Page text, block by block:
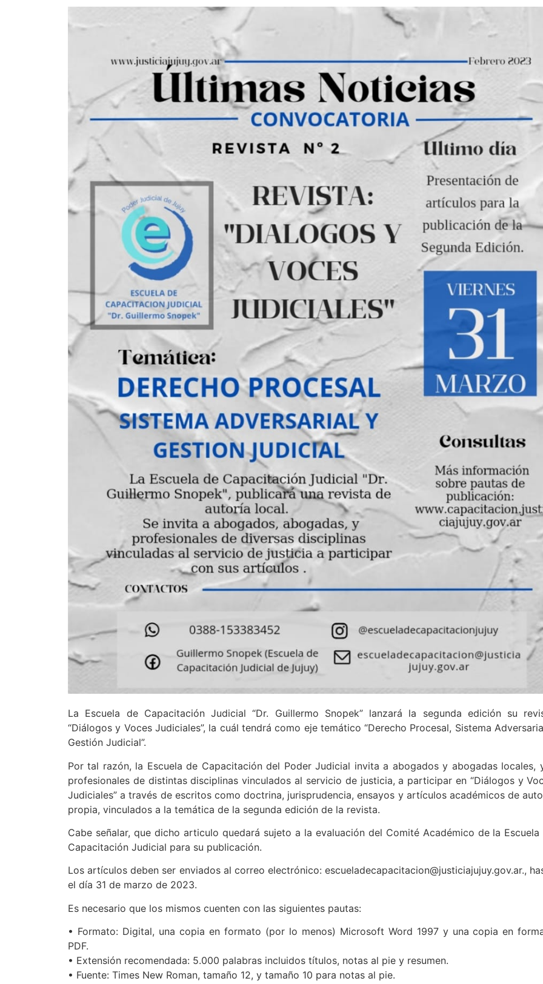
La Escuela de Capacitación Judicial “Dr. Guillermo Snopek” lanzará la segunda edición su
“Diálogos y Voces Judiciales”, la cuál tendrá como eje temático “Derecho Procesal, Sistema
Gestión Judicial”.
Por tal razón, la Escuela de Capacitación del Poder Judicial invita a abogados y abogadas locales,
profesionales de distintas disciplinas vinculados al servicio de justicia, a participar en “Diálogos y
Judiciales” a través de escritos como doctrina, jurisprudencia, ensayos y artículos académicos de
propia, vinculados a la temática de la segunda edición de la revista.
Cabe señalar, que dicho articulo quedará sujeto a la evaluación del Comité Académico de la Escuela
Capacitación Judicial para su publicación.
Los artículos deben ser enviados al correo electrónico: escueladecapacitacion@justiciajujuy.gov.ar.,
el día 31 de marzo de 2023.
Es necesario que los mismos cuenten con las siguientes pautas:
• Formato: Digital, una copia en formato (por lo menos) Microsoft Word 1997 y una copia en
PDF.
• Extensión recomendada: 5.000 palabras incluidos títulos, notas al pie y resumen.
• Fuente: Times New Roman, tamaño 12, y tamaño 10 para notas al pie.